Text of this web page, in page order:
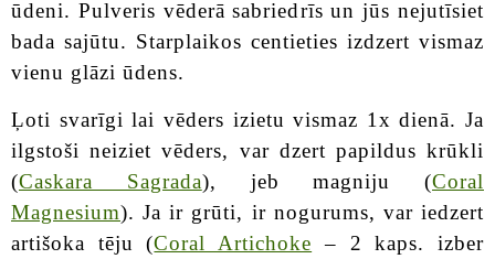
ūdeni. Pulveris vēderā sabriedrīs un jūs nejutīsiet
bada sajūtu. Starplaikos centieties izdzert vismaz
vienu glāzi ūdens.
Ļoti svarīgi lai vēders izietu vismaz 1x dienā. Ja
ilgstoši neiziet vēders, var dzert papildus krūkli
(Caskara Sagrada), jeb magniju (Coral
Magnesium). Ja ir grūti, ir nogurums, var iedzert
artišoka tēju (Coral Artichoke – 2 kaps. izber